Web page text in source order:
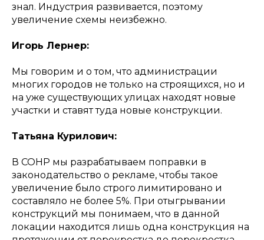
знал. Индустрия развивается, поэтому
увеличение схемы неизбежно.
Игорь Лернер:
Мы говорим и о том, что администрации
многих городов не только на строящихся, но и
на уже существующих улицах находят новые
участки и ставят туда новые конструкции.
Татьяна Курилович:
В СОНР мы разрабатываем поправки в
законодательство о рекламе, чтобы такое
увеличение было строго лимитировано и
составляло не более 5%. При отыгрывании
конструкций мы понимаем, что в данной
локации находится лишь одна конструкция на